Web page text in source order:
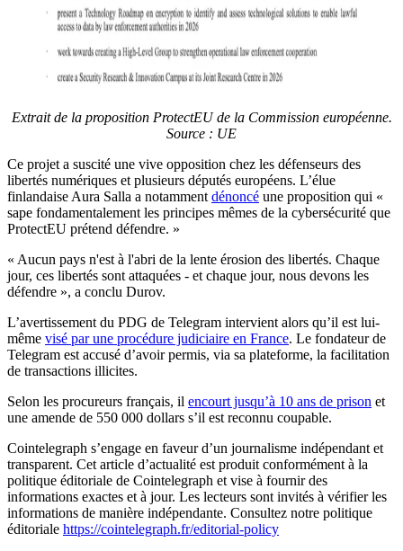
Extrait de la proposition ProtectEU de la Commission européenne.
Source : UE
Ce projet a suscité une vive opposition chez les défenseurs des
libertés numériques et plusieurs députés européens. L’élue
finlandaise Aura Salla a notamment dénoncé une proposition qui «
sape fondamentalement les principes mêmes de la cybersécurité que
ProtectEU prétend défendre. »
« Aucun pays n'est à l'abri de la lente érosion des libertés. Chaque
jour, ces libertés sont attaquées - et chaque jour, nous devons les
défendre », a conclu Durov.
L’avertissement du PDG de Telegram intervient alors qu’il est lui-
même visé par une procédure judiciaire en France. Le fondateur de
Telegram est accusé d’avoir permis, via sa plateforme, la facilitation
de transactions illicites.
Selon les procureurs français, il encourt jusqu’à 10 ans de prison et
une amende de 550 000 dollars s’il est reconnu coupable.
Cointelegraph s’engage en faveur d’un journalisme indépendant et
transparent. Cet article d’actualité est produit conformément à la
politique éditoriale de Cointelegraph et vise à fournir des
informations exactes et à jour. Les lecteurs sont invités à vérifier les
informations de manière indépendante. Consultez notre politique
éditoriale https://cointelegraph.fr/editorial-policy